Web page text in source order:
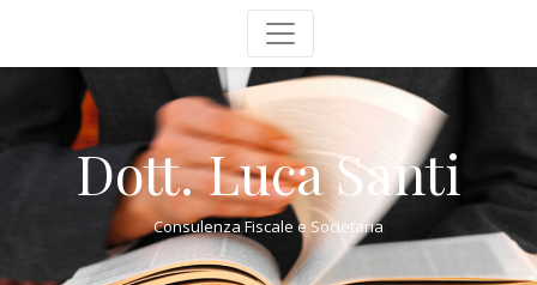
Dott. Luca Santi
Consulenza Fiscale e Societaria